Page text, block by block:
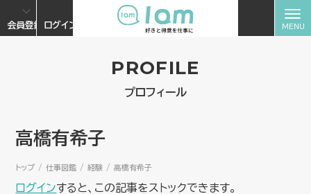
会員登録 ログイン
PROFILE
プロフィール
高橋有希子
トップ 仕事図鑑 経験 高橋有希子
ログインすると、この記事をストックできます。